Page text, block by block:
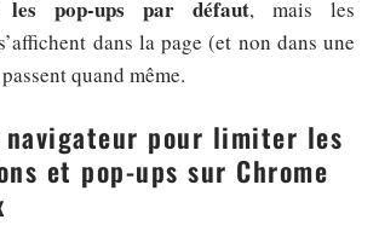
les pop-ups par défaut, mais les
dans la page (et non dans une
quand même.
navigateur pour limiter les
et pop-ups sur Chrome